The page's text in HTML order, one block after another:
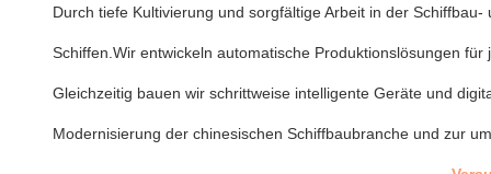
Durch tiefe Kultivierung und sorgfältige Arbeit in der
Schiffen.Wir entwickeln automatische Produktionslösungen für
Gleichzeitig bauen wir schrittweise intelligente Geräte und
Modernisierung der chinesischen Schiffbaubranche und zur